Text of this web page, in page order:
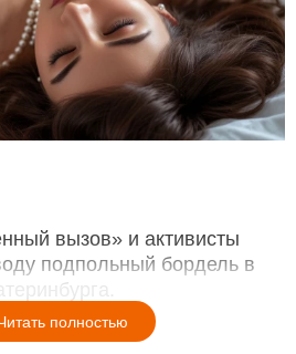
вызов» и активисты
подпольный бордель в
полностью